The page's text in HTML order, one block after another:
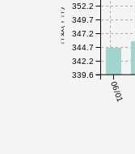
06/01
件数(千件)
339.6
342.2
344.7
347.2
349.7
352.2